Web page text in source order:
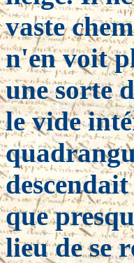
vaste
n'en voit
une sorte
le vide
que
lieu de se